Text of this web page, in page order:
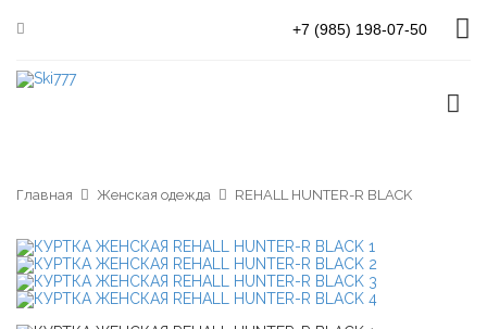
+7 (985) 198-07-50
Главная Женская одежда REHALL HUNTER-R BLACK